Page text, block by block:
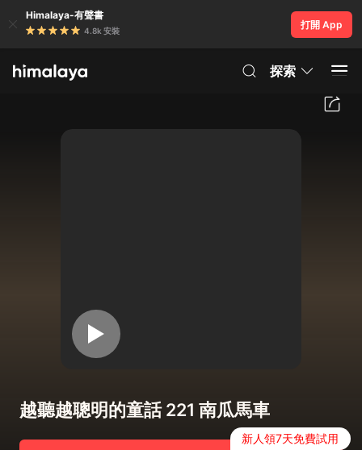
Himalaya-有聲書
4.8k 安裝
打開 App
探索
越聽越聰明的童話 221 南瓜馬車
新人領7天免費試用